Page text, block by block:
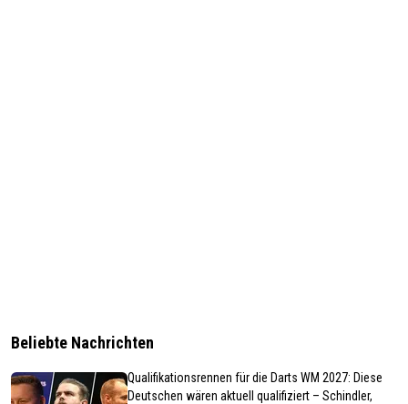
Beliebte Nachrichten
Qualifikationsrennen für die Darts WM 2027: Diese
Deutschen wären aktuell qualifiziert – Schindler,